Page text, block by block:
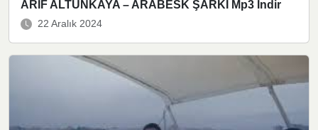
ARİF ALTUNKAYA – ARABESK ŞARKI Mp3 İndir
22 Aralık 2024